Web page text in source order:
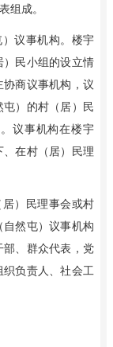
组成。
议事机构。楼宇
）民小组的设立情
商议事机构，议
）的村（居）民
议事机构在楼宇
、在村（居）民理
）民理事会或村
自然屯）议事机构
部、群众代表，党
负责人、社会工